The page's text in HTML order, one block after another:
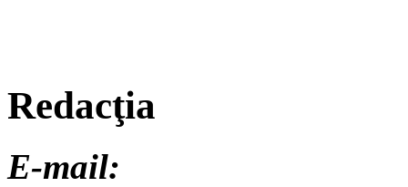
Redacţia
E-mail: